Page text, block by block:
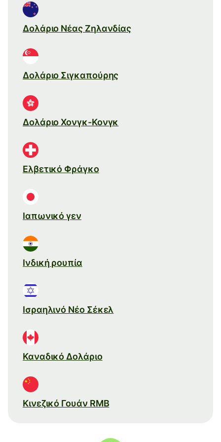
Δολάριο Νέας Ζηλανδίας
Δολάριο Σιγκαπούρης
Δολάριο Χονγκ-Κονγκ
Ελβετικό Φράγκο
Ιαπωνικό γεν
Ινδική ρουπία
Ισραηλινό Νέο Σέκελ
Καναδικό Δολάριο
Κινεζικό Γουάν RMB